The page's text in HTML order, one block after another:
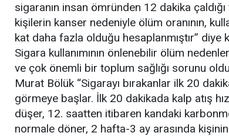
sigaranın insan ömründen 12 dakika
kişilerin kanser nedeniyle ölüm oranının,
kat daha fazla olduğu hesaplanmıştır” diye
Sigara kullanımının önlenebilir ölüm
ve çok önemli bir toplum sağlığı sorunu
Murat Bölük “Sigarayı bırakanlar ilk 20
görmeye başlar. İlk 20 dakikada kalp atış
düşer, 12. saatten itibaren kandaki
normale döner, 2 hafta-3 ay arasında